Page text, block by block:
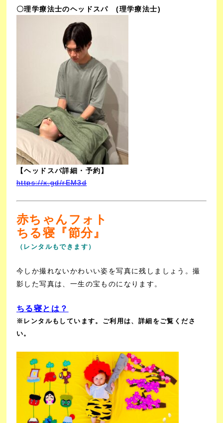
〇理学療法士のヘッドスパ(理学療法士)
【ヘッドスパ詳細・予約】
https://x.gd/rEM3d
赤ちゃんフォト
ちる寝『節分』
（レンタルもできます）
今しか撮れないかわいい姿を写真に残しましょう。撮
影した写真は、一生の宝ものになります。
ちる寝とは？
※レンタルもしています。ご利用は、詳細をご覧くださ
い。